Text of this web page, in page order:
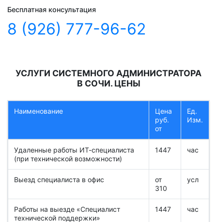
Бесплатная консультация
8 (926) 777-96-62
УСЛУГИ СИСТЕМНОГО АДМИНИСТРАТОРА
В СОЧИ. ЦЕНЫ
Наименование
Цена
руб.
от
Ед.
Изм.
Удаленные работы ИТ-специалиста
(при технической возможности)
1447 час
Выезд специалиста в офис
от
310
усл
Работы на выезде «Специалист
технической поддержки»
1447 час